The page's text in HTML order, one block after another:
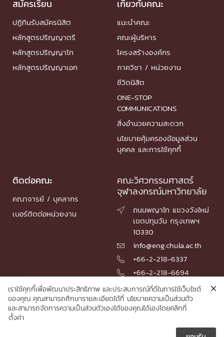
สมัครเรียน
ปฏิทินรับสมัครนิสิต
หลักสูตรปริญญาตรี
หลักสูตรปริญญาโท
หลักสูตรปริญญาเอก
เกี่ยวกับคณะ
แนะนำคณะ
คณะผู้บริหาร
โครงสร้างองค์กร
ภาควิชา / หน่วยงาน
ชีวิตนิสิต
ONE-STOP
COMMUNICATIONS
สิ่งอำนวยความสะดวก
นโยบายคุ้มครองข้อมูลส่วน
บุคคล และการใช้คุกกี้
ติดต่อคณะ
คณาจารย์ / บุคลากร
เบอร์ติดต่อหน่วยงาน
คณะวิศวกรรมศาสตร์
จุฬาลงกรณ์มหาวิทยาลัย

ถนนพญาไท แขวงวังใหม่
เขตปทุมวัน กรุงเทพฯ
10330
 info@eng.chula.ac.th
 +66-2-218-6337
 +66-2-218-6694
© 2026 Faculty of Engineering, Chulalongkorn University
เราใช้คุกกี้เพื่อพัฒนาประสิทธิภาพ และประสบการณ์ที่ดีในการใช้เว็บไซต์
ของคุณ คุณสามารถศึกษารายละเอียดได้ที่ นโยบายความเป็นส่วนตัว
และสามารถจัดการความเป็นส่วนตัวเองได้ของคุณได้เองโดยคลิกที่
ตั้งค่า